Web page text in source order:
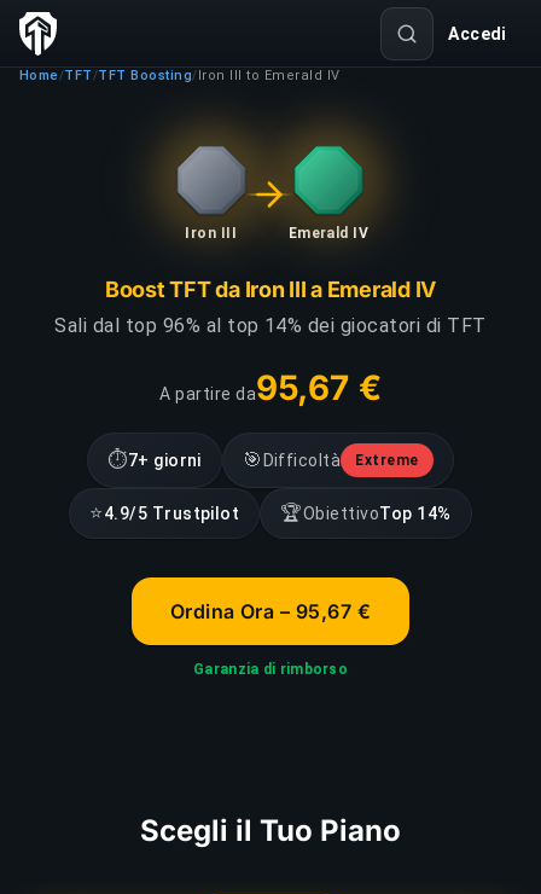
Accedi
Home /TFT /TFT Boosting/Iron III to Emerald IV
Iron III Emerald IV
Boost TFT da Iron III a Emerald IV
Sali dal top 96% al top 14% dei giocatori di TFT
A partire da95,67 €
⏱7+ giorni 🎯 Difficoltà Extreme
⭐4.9/5 Trustpilot 🏆ObiettivoTop 14%
Ordina Ora – 95,67 €
Garanzia di rimborso
Scegli il Tuo Piano